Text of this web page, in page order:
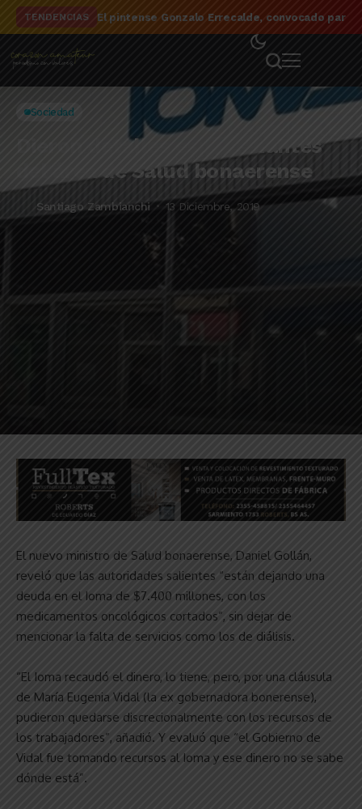
TENDENCIAS El detalle de la campaña de El Linqueño en el
Sociedad
Dieron detalles espeluznantes
del área de Salud bonaerense
Santiago Zambianchi 13 Diciembre, 2019
El nuevo ministro de Salud bonaerense, Daniel Gollán,
reveló que las autoridades salientes “están dejando una
deuda en el Ioma de $7.400 millones, con los
medicamentos oncológicos cortados”, sin dejar de
mencionar la falta de servicios como los de diálisis.
“El Ioma recaudó el dinero, lo tiene, pero, por una cláusula
de María Eugenia Vidal (la ex gobernadora bonerense),
pudieron quedarse discrecionalmente con los recursos de
los trabajadores”, añadió. Y evaluó que “el Gobierno de
Vidal fue tomando recursos al Ioma y ese dinero no se sabe
dónde está”.